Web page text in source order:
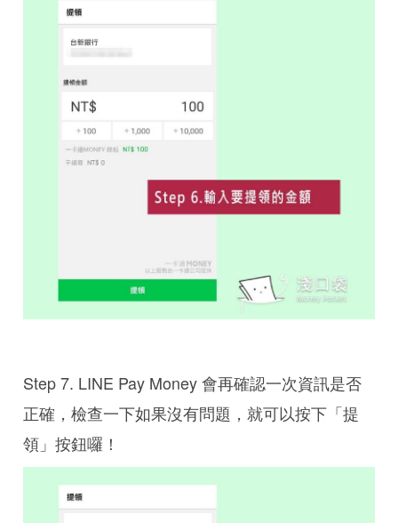
Step 7. LINE Pay Money 會再確認一次資訊是否
正確，檢查一下如果沒有問題，就可以按下「提
領」按鈕囉！